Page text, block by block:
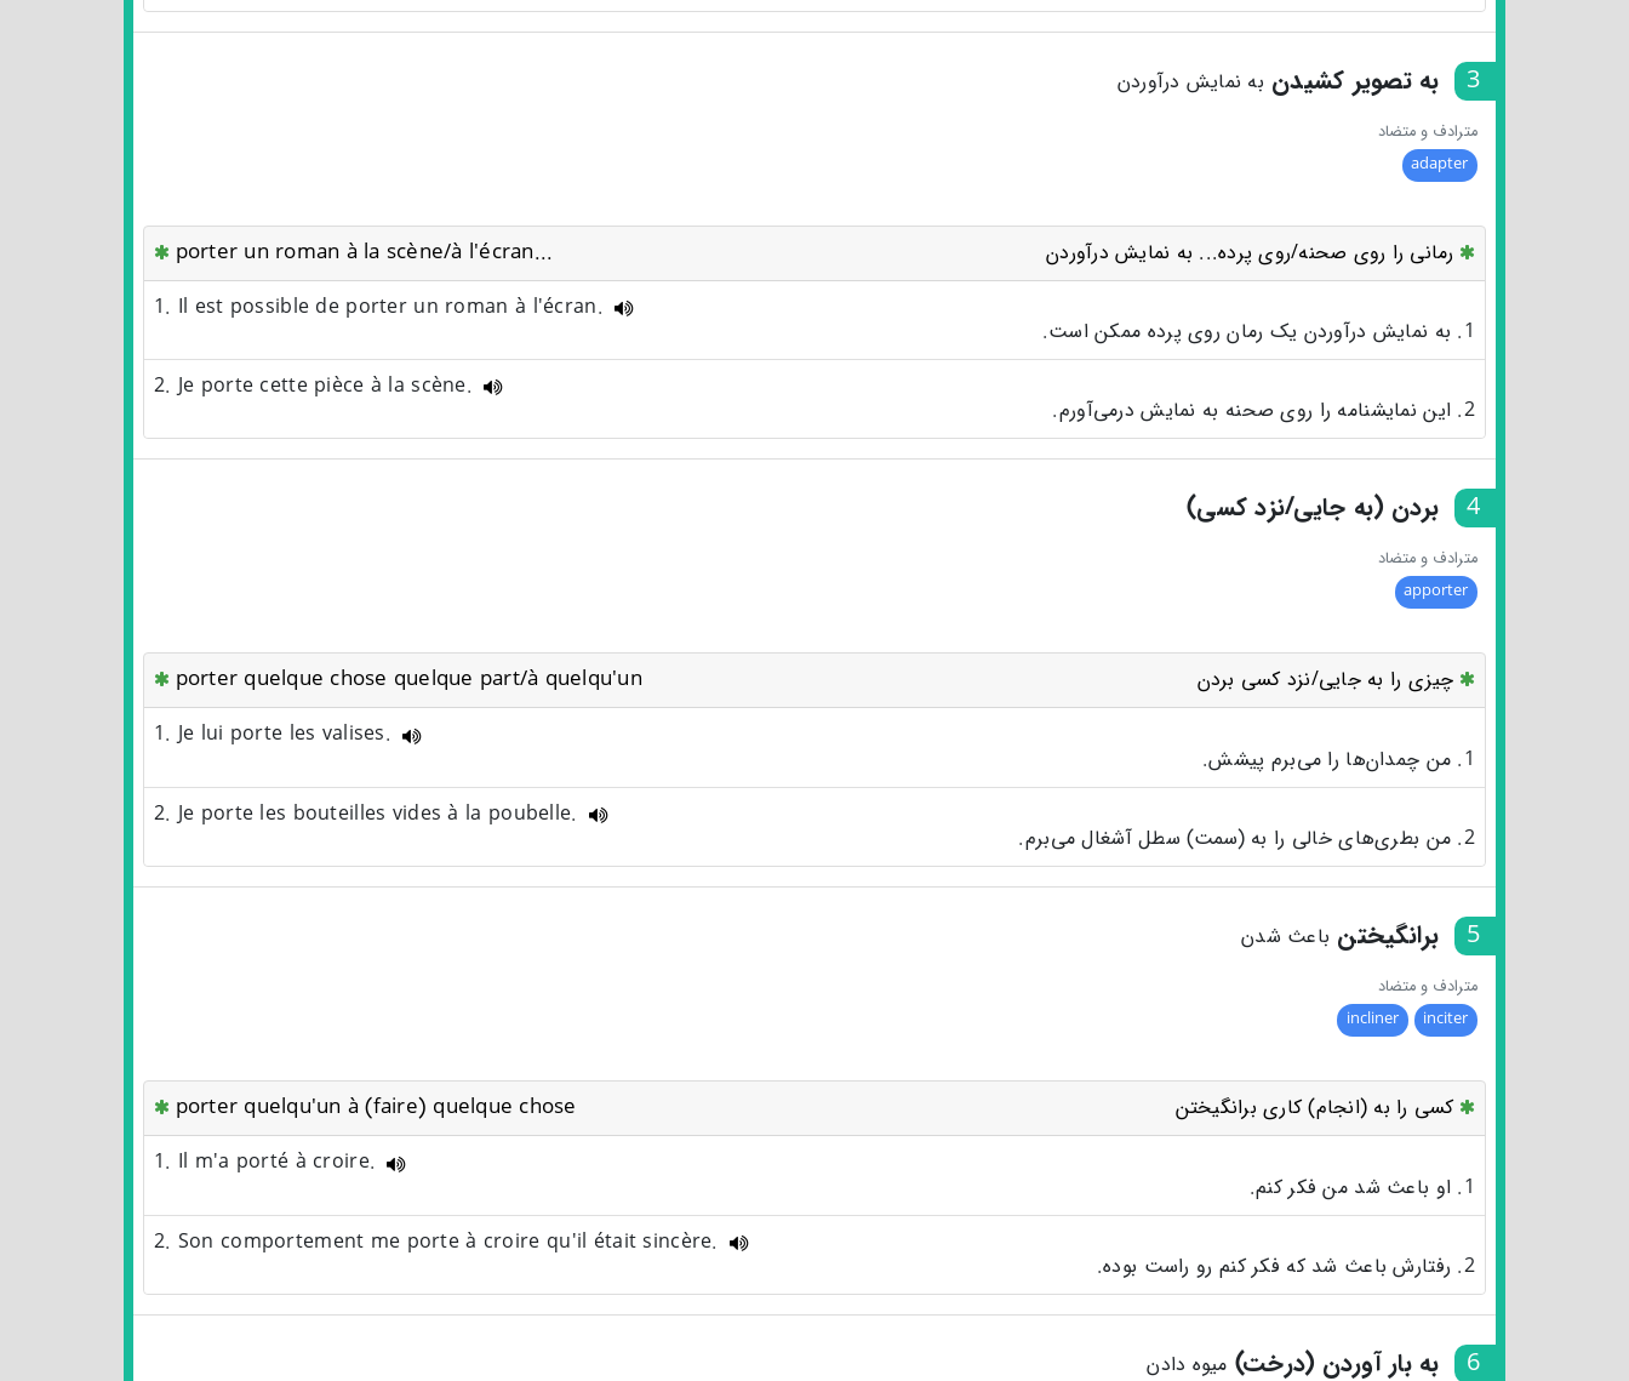
3 به تصویر کشیدن به نمایش درآوردن
مترادف و متضاد
adapter
porter un roman à la scène/à l'écran...
رمانی را روی صحنه/روی پرده... به نمایش درآوردن
1. Il est possible de porter un roman à l'écran.
1. به نمایش درآوردن یک رمان روی پرده ممکن است.
2. Je porte cette pièce à la scène.
2. این نمایشنامه را روی صحنه به نمایش درمی‌آورم.
4 بردن (به جایی/نزد کسی)
مترادف و متضاد
apporter
porter quelque chose quelque part/à quelqu'un
چیزی را به جایی/نزد کسی بردن
1. Je lui porte les valises.
1. من چمدان‌ها را می‌برم پیشش.
2. Je porte les bouteilles vides à la poubelle.
2. من بطری‌های خالی را به (سمت) سطل آشغال می‌برم.
5 برانگیختن باعث شدن
مترادف و متضاد
inciter
incliner
porter quelqu'un à (faire) quelque chose
کسی را به (انجام) کاری برانگیختن
1. Il m'a porté à croire.
1. او باعث شد من فکر کنم.
2. Son comportement me porte à croire qu'il était sincère.
2. رفتارش باعث شد که فکر کنم رو راست بوده.
6 به بار آوردن (درخت) میوه دادن